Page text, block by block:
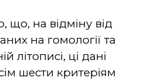
що, на відміну від
на гомології та
літописі, ці дані
шести критеріям